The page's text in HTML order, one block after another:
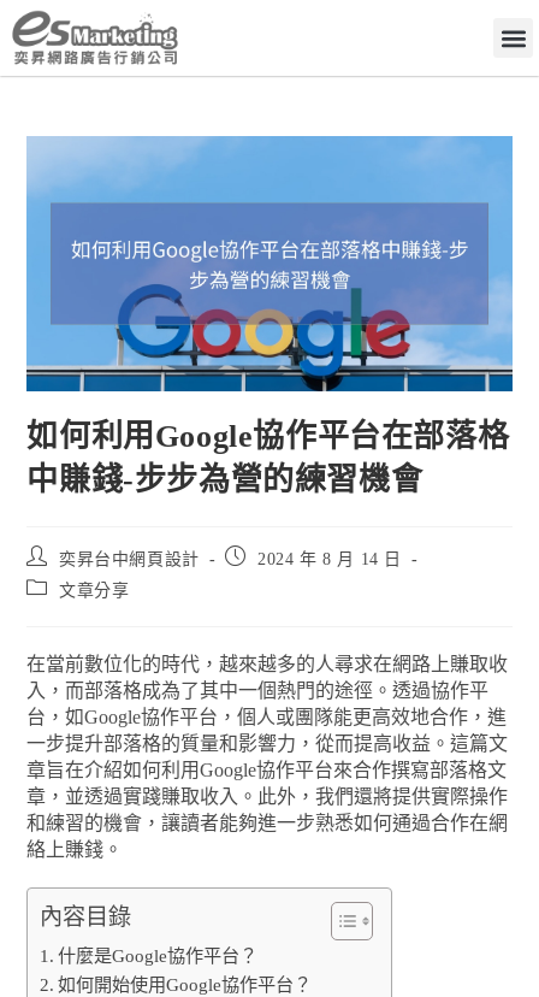
如何利用Google協作平台在部落格
中賺錢-步步為營的練習機會
奕昇台中網頁設計
2024 年 8 月 14 日
文章分享
在當前數位化的時代，越來越多的人尋求在網路上賺取收
入，而部落格成為了其中一個熱門的途徑。透過協作平
台，如Google協作平台，個人或團隊能更高效地合作，進
一步提升部落格的質量和影響力，從而提高收益。這篇文
章旨在介紹如何利用Google協作平台來合作撰寫部落格文
章，並透過實踐賺取收入。此外，我們還將提供實際操作
和練習的機會，讓讀者能夠進一步熟悉如何通過合作在網
絡上賺錢。
內容目錄
什麼是Google協作平台？
如何開始使用Google協作平台？